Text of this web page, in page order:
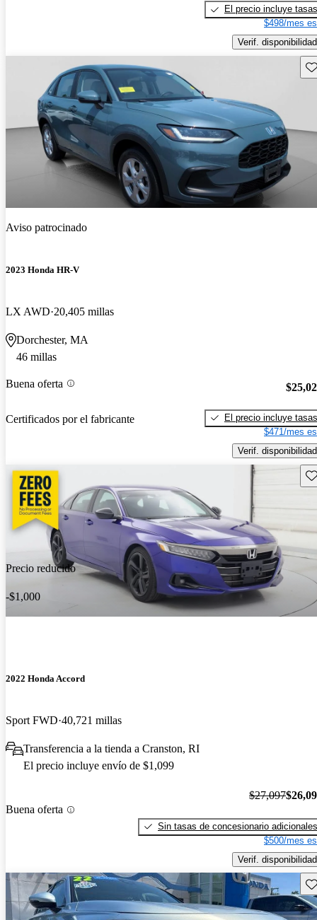
El precio incluye tasas
$498/mes
Verif. disponibilidad
Aviso patrocinado
2023 Honda HR-V
LX AWD 20,405 millas
Dorchester, MA
46 millas
Buena oferta
Certificados por el fabricante
El precio incluye tasas
$471/mes
Verif. disponibilidad
Precio reducido
-$1,000
2022 Honda Accord
Sport FWD 40,721 millas
Transferencia a la tienda a Cranston, RI
El precio incluye envío de $1,099
Buena oferta
$27,097
Sin tasas de concesionario adicionales
$500/mes
Verif. disponibilidad